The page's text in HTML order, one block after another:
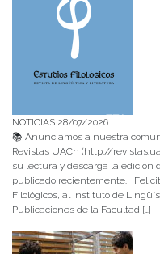
NOTICIAS 28/07/2026
📚 Anunciamos a nuestra
Revistas UACh (http://
su lectura y descarga la edición
publicado recientemente.
Filológicos, al Instituto de
Publicaciones de la Facultad […]